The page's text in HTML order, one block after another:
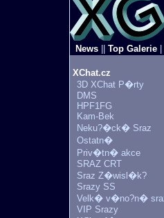
News Top Galerie
XChat.cz
3D XChat P�rty
DMS
HPF1FG
Kam-Bek
Neku?�ck� Sraz
Ostatn�
Priv�tn� akce
SRAZ CRT
Sraz Z�wisl�k?
Srazy SS
Velk� v�no?n�
VIP Srazy